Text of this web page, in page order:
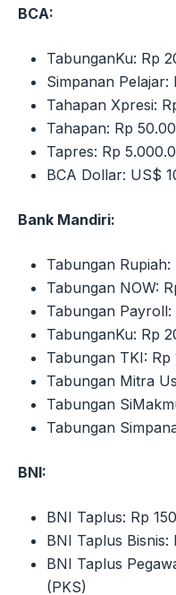
BCA:
TabunganKu: Rp
Simpanan Pelajar:
Tahapan Xpresi:
Tahapan: Rp
Tapres: Rp
BCA Dollar: US$
Bank Mandiri:
Tabungan Rupiah:
Tabungan NOW:
Tabungan Payroll:
TabunganKu: Rp
Tabungan TKI: Rp
Tabungan Mitra
Tabungan
Tabungan
BNI:
BNI Taplus: Rp
BNI Taplus Bisnis:
BNI Taplus
(PKS)